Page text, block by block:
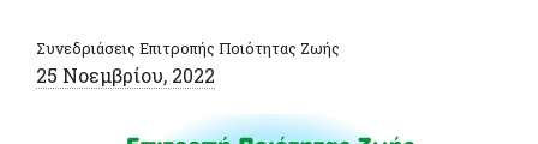
Συνεδριάσεις Επιτροπής Ποιότητας Ζωής
25 Νοεμβρίου, 2022